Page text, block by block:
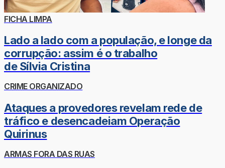
FICHA LIMPA
Lado a lado com a população, e longe da
corrupção: assim é o trabalho
de Sílvia Cristina
CRIME ORGANIZADO
Ataques a provedores revelam rede de
tráfico e desencadeiam Operação
Quirinus
ARMAS FORA DAS RUAS